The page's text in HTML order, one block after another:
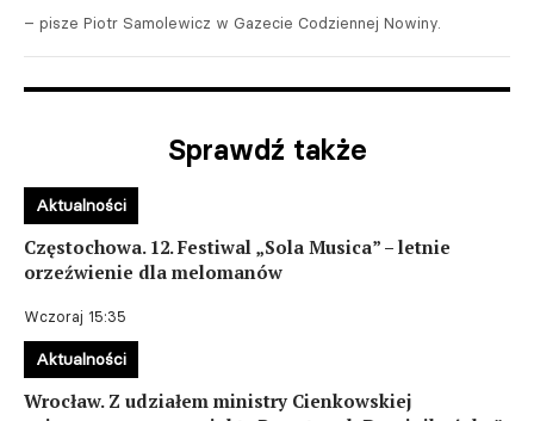
– pisze Piotr Samolewicz w Gazecie Codziennej Nowiny.
Sprawdź także
Częstochowa. 12. Festiwal „Sola Musica” – letnie
orzeźwienie dla melomanów
Wczoraj 15:35
Aktualności
Wrocław. Z udziałem ministry Cienkowskiej
Aktualności